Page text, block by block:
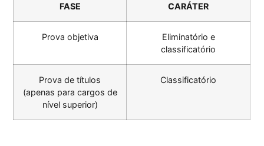
FASE CARÁTER
Prova objetiva
Eliminatório e
classificatório
Prova de títulos
(apenas para cargos de
nível superior)
Classificatório